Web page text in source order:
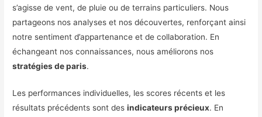
s’agisse de vent, de pluie ou de terrains particuliers. Nous
partageons nos analyses et nos découvertes, renforçant ainsi
notre sentiment d’appartenance et de collaboration. En
échangeant nos connaissances, nous améliorons nos
stratégies de paris.
Les performances individuelles, les scores récents et les
résultats précédents sont desindicateurs précieux. En